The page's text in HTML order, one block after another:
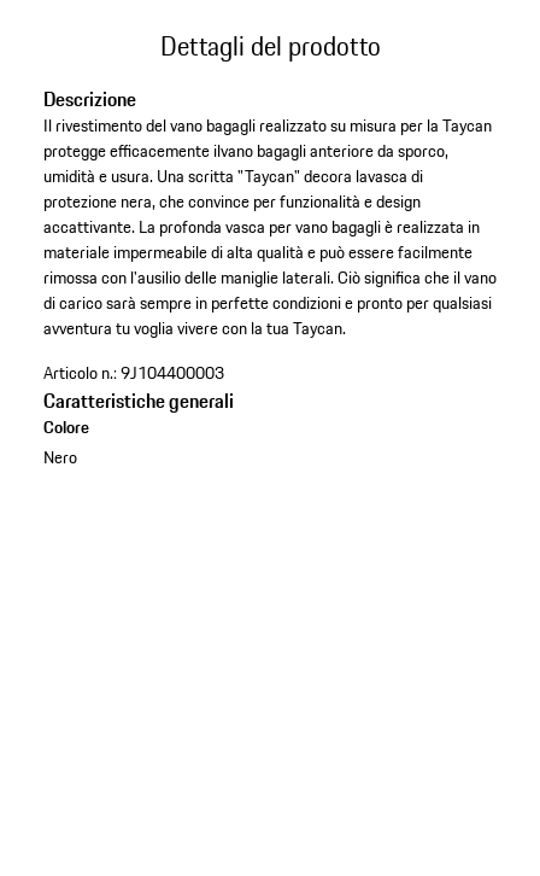
Dettagli del prodotto
Descrizione
Il rivestimento del vano bagagli realizzato su misura per la Taycan
protegge efficacemente ilvano bagagli anteriore da sporco,
umidità e usura. Una scritta "Taycan" decora lavasca di
protezione nera, che convince per funzionalità e design
accattivante. La profonda vasca per vano bagagli è realizzata in
materiale impermeabile di alta qualità e può essere facilmente
rimossa con l'ausilio delle maniglie laterali. Ciò significa che il vano
di carico sarà sempre in perfette condizioni e pronto per qualsiasi
avventura tu voglia vivere con la tua Taycan.
Articolo n.:9J104400003
Caratteristiche generali
Colore
Nero